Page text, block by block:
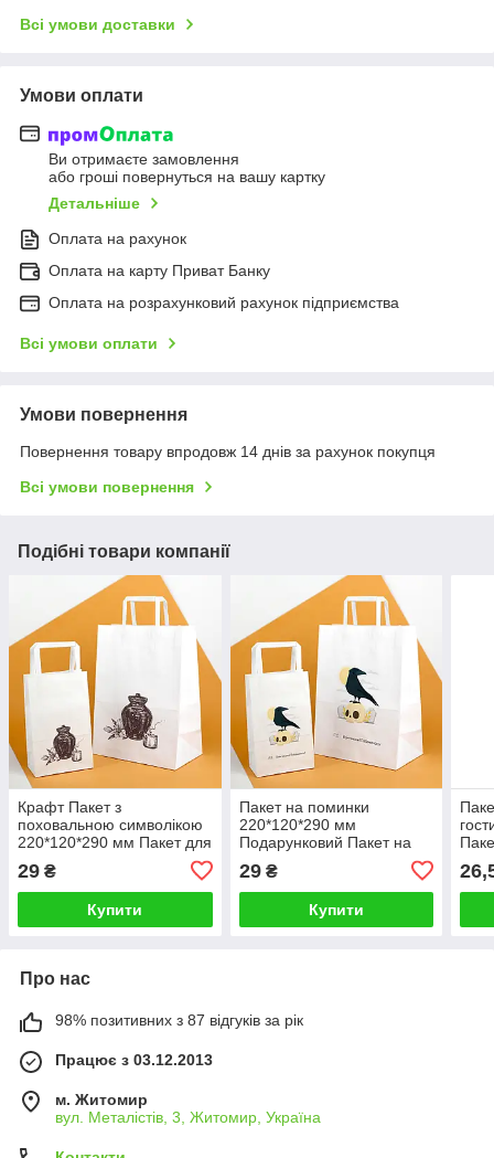
Всі умови доставки
Умови оплати
Ви отримаєте замовлення
або гроші повернуться на вашу картку
Детальніше
Оплата на рахунок
Оплата на карту Приват Банку
Оплата на розрахунковий рахунок підприємства
Всі умови оплати
Умови повернення
Повернення товару впродовж 14 днів за рахунок покупця
Всі умови повернення
Подібні товари компанії
Крафт Пакет з
поховальною символікою
220*120*290 мм Пакет для
поминок і релігійних подій
29 ₴
Купити
Пакет на поминки
220*120*290 мм
Подарунковий Пакет на
похорон для поминальних
гостинців
29₴
Купити
Про нас
98% позитивних з 87 відгуків за рік
Працює з 03.12.2013
м. Житомир
вул. Металістів, 3, Житомир, Україна